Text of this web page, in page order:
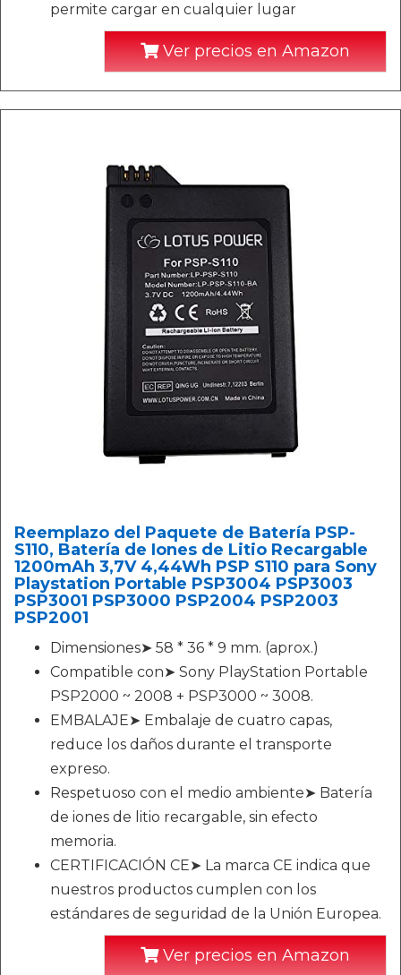
permite cargar en cualquier lugar
Ver precios en Amazon
Reemplazo del Paquete de Batería PSP-
S110, Batería de Iones de Litio Recargable
1200mAh 3,7V 4,44Wh PSP S110 para Sony
Playstation Portable PSP3004 PSP3003
PSP3001 PSP3000 PSP2004 PSP2003
PSP2001
Dimensiones➤ 58 * 36 * 9 mm. (aprox.)
Compatible con➤ Sony PlayStation Portable
PSP2000 ~ 2008 + PSP3000 ~ 3008.
EMBALAJE➤ Embalaje de cuatro capas,
reduce los daños durante el transporte
expreso.
Respetuoso con el medio ambiente➤ Batería
de iones de litio recargable, sin efecto
memoria.
CERTIFICACIÓN CE➤ La marca CE indica que
nuestros productos cumplen con los
estándares de seguridad de la Unión Europea.
Ver precios en Amazon